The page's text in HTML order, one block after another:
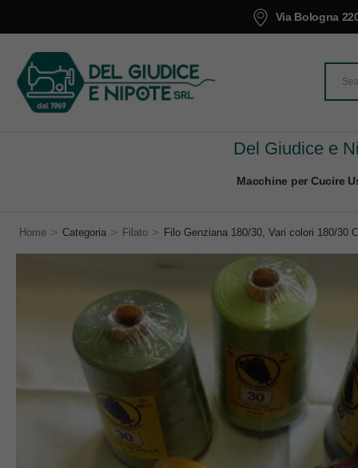
Via Bologna
Del Giudice e
Macchine per Cucire
Home > Categoria > Filato > Filo Genziana 180/30, Vari colori 180/30